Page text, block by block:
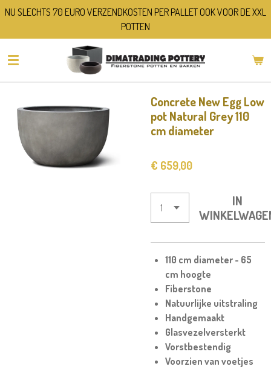
Ga
naar
de
NU SLECHTS 70 EURO VERZENDKOSTEN PER PALLET OOK VOOR DE XXL
POTTEN
Concrete New Egg Low
pot Natural Grey 110
cm diameter
€ 659,00
IN
110 cm diameter - 65
cm hoogte
Fiberstone
Natuurlijke uitstraling
Handgemaakt
Glasvezelversterkt
Vorstbestendig
Voorzien van voetjes